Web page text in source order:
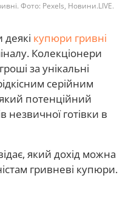
Фото: Pexels, Новини.LIVE.
купюри гривні
Колекціонери
за унікальні
серійним
потенційний
незвичної готівки в
який дохід можна
гривневі купюри.